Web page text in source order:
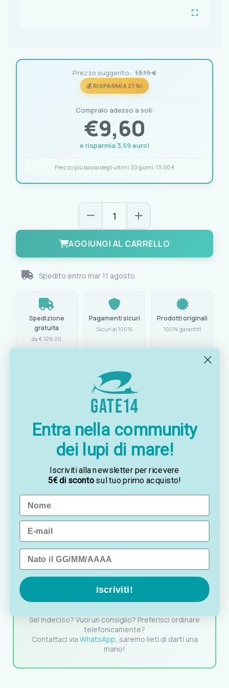
Prezzo suggerito: 13,19 €
💰 RISPARMIA 27%!
Compralo adesso a soli:
€9,60
e risparmia 3,59 euro!
Prezzo più basso degli ultimi 30 giorni: 13,00 €
AGGIUNGI AL CARRELLO
Spedito entro mar 11 agosto
Spedizione
gratuita
da € 129,00
Pagamenti sicuri
Sicuri al 100%
Prodotti originali
100% garantiti
Caratteristiche principali
acciaio inox AISI 316 microfuso, lucidato
a specchio
Flangia boccola: 25x50 mm
Perno forcella:Ø 8 mm
OTTAVIA
Customer assistance team
Sei indeciso? Vuoi un consiglio? Preferisci ordinare
telefonicamente?
Contattaci via WhatsApp, saremo lieti di darti una
mano!
Entra nella community
dei lupi di mare!
Iscriviti alla newsletter per ricevere
5€ di scontosul tuo primo acquisto!
Name
Email
Data di nascita
Iscriviti!